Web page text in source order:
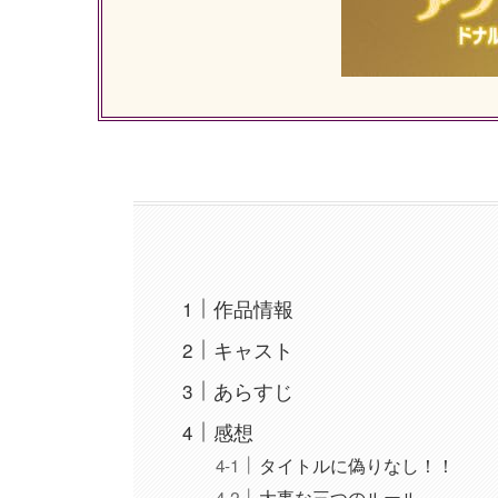
作品情報
キャスト
あらすじ
感想
タイトルに偽りなし！！